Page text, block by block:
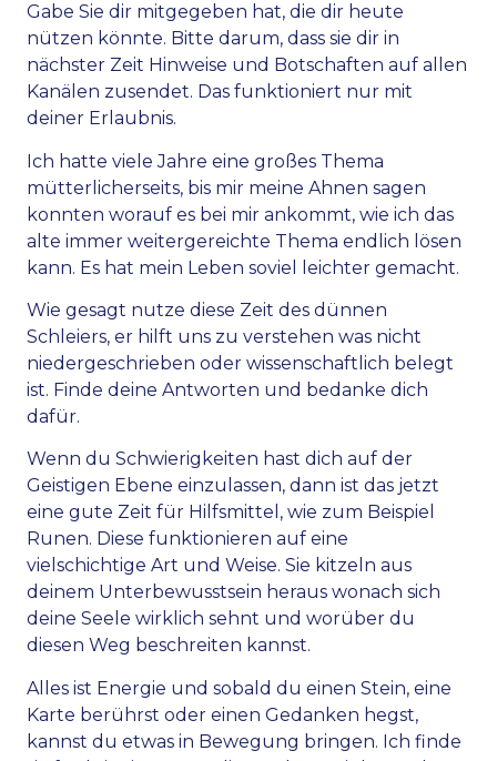
Gabe Sie dir mitgegeben hat, die dir heute
nützen könnte. Bitte darum, dass sie dir in
nächster Zeit Hinweise und Botschaften auf allen
Kanälen zusendet. Das funktioniert nur mit
deiner Erlaubnis.
Ich hatte viele Jahre eine großes Thema
mütterlicherseits, bis mir meine Ahnen sagen
konnten worauf es bei mir ankommt, wie ich das
alte immer weitergereichte Thema endlich lösen
kann. Es hat mein Leben soviel leichter gemacht.
Wie gesagt nutze diese Zeit des dünnen
Schleiers, er hilft uns zu verstehen was nicht
niedergeschrieben oder wissenschaftlich belegt
ist. Finde deine Antworten und bedanke dich
dafür.
Wenn du Schwierigkeiten hast dich auf der
Geistigen Ebene einzulassen, dann ist das jetzt
eine gute Zeit für Hilfsmittel, wie zum Beispiel
Runen. Diese funktionieren auf eine
vielschichtige Art und Weise. Sie kitzeln aus
deinem Unterbewusstsein heraus wonach sich
deine Seele wirklich sehnt und worüber du
diesen Weg beschreiten kannst.
Alles ist Energie und sobald du einen Stein, eine
Karte berührst oder einen Gedanken hegst,
kannst du etwas in Bewegung bringen. Ich finde